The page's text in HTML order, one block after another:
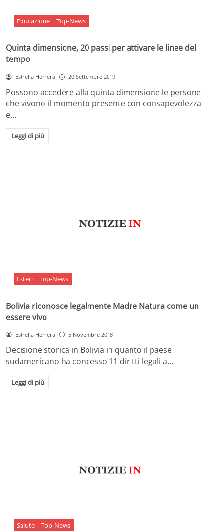
Educazione Top-News
Quinta dimensione, 20 passi per attivare le linee del
tempo
Estrella Herrera 20 Settembre 2019
Possono accedere alla quinta dimensione le persone
che vivono il momento presente con consapevolezza
e…
Leggi di più
Esteri Top-News
Bolivia riconosce legalmente Madre Natura come un
essere vivo
Estrella Herrera 5 Novembre 2018
Decisione storica in Bolivia in quanto il paese
sudamericano ha concesso 11 diritti legali a…
Leggi di più
Salute Top-News